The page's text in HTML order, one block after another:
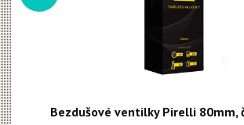
Bezdušové ventilky Pirelli 80mm,